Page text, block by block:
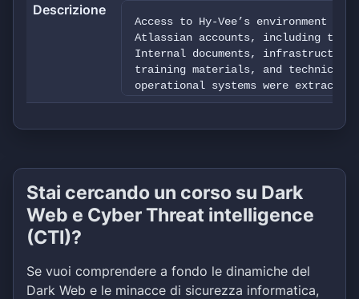
Descrizione
Access to Hy-Vee’s environment
Atlassian accounts, including
Internal documents, infrastructure
training materials, and technical
operational systems were
Stai cercando un corso su Dark
Web e Cyber Threat intelligence
(CTI)?
Se vuoi comprendere a fondo le dinamiche del
Dark Web e le minacce di sicurezza informatica,